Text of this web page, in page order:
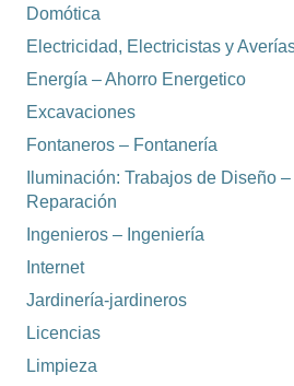
Domótica
Electricidad, Electricistas y
Energía – Ahorro Energetico
Excavaciones
Fontaneros – Fontanería
Iluminación: Trabajos de Diseño
Reparación
Ingenieros – Ingeniería
Internet
Jardinería-jardineros
Licencias
Limpieza